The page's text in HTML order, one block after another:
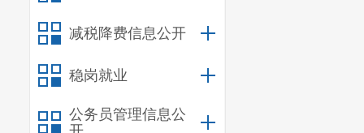
减税降费信息公开
稳岗就业
公务员管理信息公